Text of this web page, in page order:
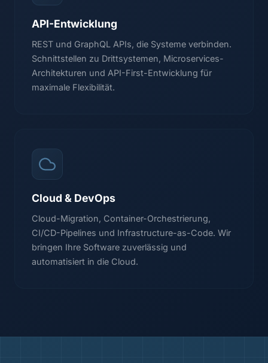
API-Entwicklung
REST und GraphQL APIs, die Systeme verbinden.
Schnittstellen zu Drittsystemen, Microservices-
Architekturen und API-First-Entwicklung für
maximale Flexibilität.
Cloud & DevOps
Cloud-Migration, Container-Orchestrierung,
CI/CD-Pipelines und Infrastructure-as-Code. Wir
bringen Ihre Software zuverlässig und
automatisiert in die Cloud.